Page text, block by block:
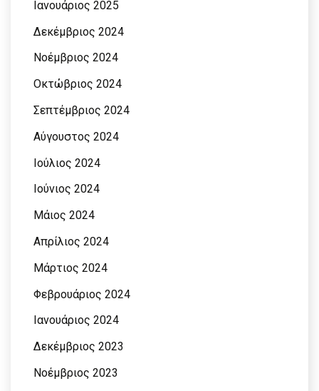
Ιανουάριος 2025
Δεκέμβριος 2024
Νοέμβριος 2024
Οκτώβριος 2024
Σεπτέμβριος 2024
Αύγουστος 2024
Ιούλιος 2024
Ιούνιος 2024
Μάιος 2024
Απρίλιος 2024
Μάρτιος 2024
Φεβρουάριος 2024
Ιανουάριος 2024
Δεκέμβριος 2023
Νοέμβριος 2023